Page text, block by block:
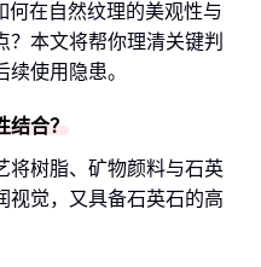
何在自然纹理的美观性与
？本文将帮你理清关键判
使用隐患。
合？
将树脂、矿物颜料与石英
视觉，又具备石英石的高